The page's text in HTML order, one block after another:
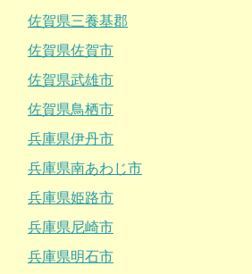
佐賀県三養基郡
佐賀県佐賀市
佐賀県武雄市
佐賀県鳥栖市
兵庫県伊丹市
兵庫県南あわじ市
兵庫県姫路市
兵庫県尼崎市
兵庫県明石市